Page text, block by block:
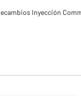
Inyección